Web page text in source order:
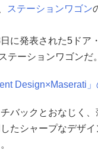
ステーションワゴン
に発表された5ドア・
テーションワゴンだ。
Design×Maserati
バックとおなじく
たシャープなデザ